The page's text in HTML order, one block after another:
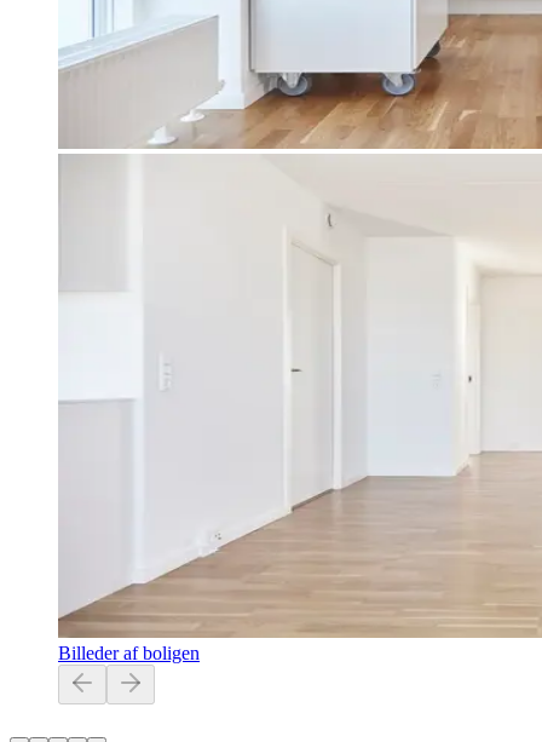
Billeder af boligen